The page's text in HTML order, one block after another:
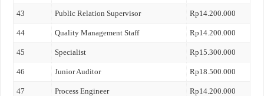
43 Public Relation Supervisor Rp14.200.000
44 Quality Management Staff Rp14.200.000
45 Specialist Rp15.300.000
46 Junior Auditor Rp18.500.000
47 Process Engineer Rp14.200.000